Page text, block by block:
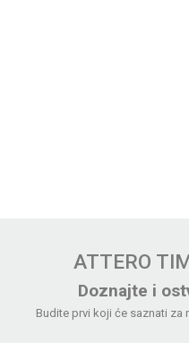
ATTERO
Doznajte i
Budite prvi koji će saznati za